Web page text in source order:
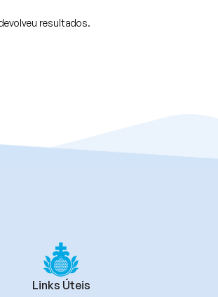
resultados.
Links Úteis